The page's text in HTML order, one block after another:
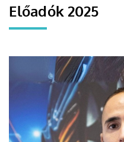
Előadók 2025